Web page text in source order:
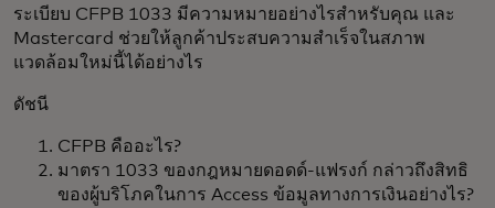
ระเบียบ CFPB 1033 มีความหมายอย่างไรสำหรับคุณ และ
Mastercard ช่วยให้ลูกค้าประสบความสำเร็จในสภาพ
แวดล้อมใหม่นี้ได้อย่างไร
ดัชนี
CFPB คืออะไร?
มาตรา 1033 ของกฎหมายดอดด์-แฟรงก์ กล่าวถึงสิทธิ
ของผู้บริโภคในการ Access ข้อมูลทางการเงินอย่างไร?